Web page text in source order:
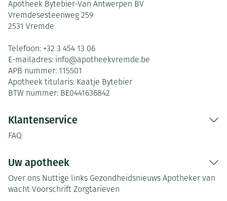
Apotheek Bytebier-Van Antwerpen BV
Vremdesesteenweg 259
2531 Vremde
Telefoon: +32 3 454 13 06
E-mailadres: info@apotheekvremde.be
APB nummer: 115501
Apotheek titularis: Kaatje Bytebier
BTW nummer: BE0441636842
Klantenservice
FAQ
Uw apotheek
Over ons Nuttige links Gezondheidsnieuws Apotheker van
wacht Voorschrift Zorgtarieven